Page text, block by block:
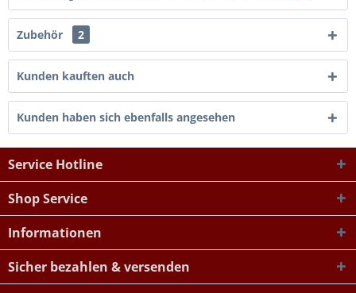
Zubehör 2
Kunden kauften auch
Kunden haben sich ebenfalls angesehen
Service Hotline
Shop Service
Informationen
Sicher bezahlen & versenden